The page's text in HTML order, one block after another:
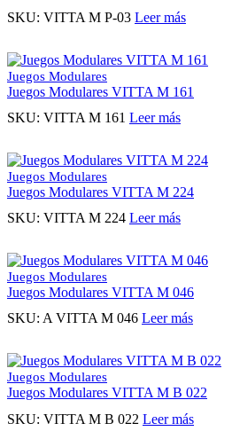
SKU: VITTA M P-03 Leer más
Juegos Modulares
Juegos Modulares VITTA M 161
SKU: VITTA M 161 Leer más
Juegos Modulares
Juegos Modulares VITTA M 224
SKU: VITTA M 224 Leer más
Juegos Modulares
Juegos Modulares VITTA M 046
SKU: A VITTA M 046 Leer más
Juegos Modulares
Juegos Modulares VITTA M B 022
SKU: VITTA M B 022 Leer más